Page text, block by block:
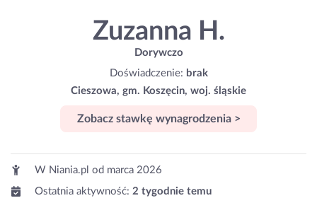
Zuzanna H.
Dorywczo
Doświadczenie: brak
Cieszowa, gm. Koszęcin, woj. śląskie
Zobacz stawkę wynagrodzenia >
W Niania.pl od marca 2026
Ostatnia aktywność: 2 tygodnie temu